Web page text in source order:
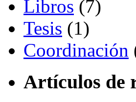
Libros (7)
Tesis (1)
Coordinación
Artículos de